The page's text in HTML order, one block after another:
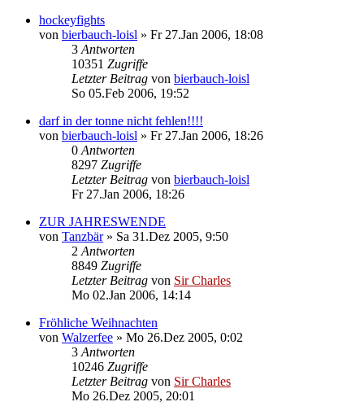
hockeyfights
von bierbauch-loisl » Fr 27.Jan 2006, 18:08
3 Antworten
10351 Zugriffe
Letzter Beitrag von bierbauch-loisl
So 05.Feb 2006, 19:52
darf in der tonne nicht fehlen!!!!
von bierbauch-loisl » Fr 27.Jan 2006, 18:26
0 Antworten
8297 Zugriffe
Letzter Beitrag von bierbauch-loisl
Fr 27.Jan 2006, 18:26
ZUR JAHRESWENDE
von Tanzbär» Sa 31.Dez 2005, 9:50
2 Antworten
8849 Zugriffe
Letzter Beitrag von Sir Charles
Mo 02.Jan 2006, 14:14
Fröhliche Weihnachten
von Walzerfee » Mo 26.Dez 2005, 0:02
3 Antworten
10246 Zugriffe
Letzter Beitrag von Sir Charles
Mo 26.Dez 2005, 20:01